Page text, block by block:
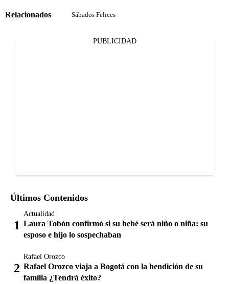
Relacionados Sábados Felices
PUBLICIDAD
Últimos Contenidos
Actualidad
Laura Tobón confirmó si su bebé será niño o niña: su
esposo e hijo lo sospechaban
Rafael Orozco
Rafael Orozco viaja a Bogotá con la bendición de su
familia ¿Tendrá éxito?